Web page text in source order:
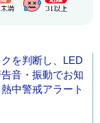
を判断し、LED
音・振動でお知
中警戒アラート